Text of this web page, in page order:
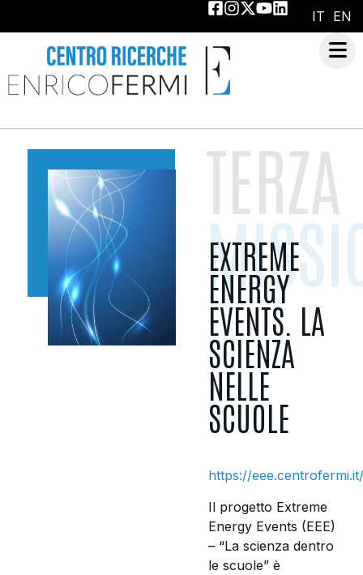
IT EN
TERZA
EXTREME
ENERGY
EVENTS. LA
SCIENZA
NELLE
SCUOLE
https://
Il progetto Extreme
Energy Events (EEE)
– “La scienza dentro
le scuole” è